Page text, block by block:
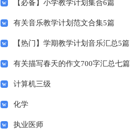
【必备】小学教学计划集合6篇
有关音乐教学计划范文合集5篇
【热门】学期教学计划音乐汇总5篇
有关描写春天的作文700字汇总七篇
计算机三级
化学
执业医师